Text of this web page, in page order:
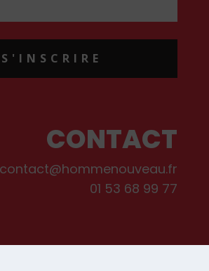
S'INSCRIRE
CONTACT
contact@hommenouveau.fr
01 53 68 99 77